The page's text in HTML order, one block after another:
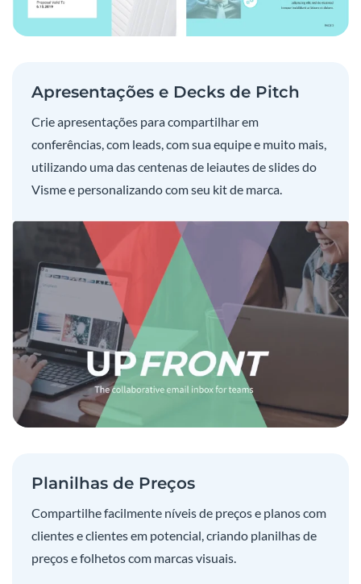
Apresentações e Decks de Pitch
Crie apresentações para compartilhar em
conferências, com leads, com sua equipe e muito mais,
utilizando uma das centenas de leiautes de slides do
Visme e personalizando com seu kit de marca.
Planilhas de Preços
Compartilhe facilmente níveis de preços e planos com
clientes e clientes em potencial, criando planilhas de
preços e folhetos com marcas visuais.